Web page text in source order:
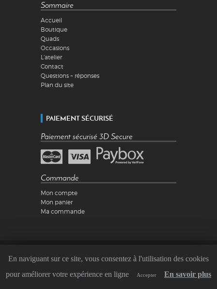
Sommaire
Accueil
Boutique
Quads
Occasions
L’atelier
Contact
Questions ~ réponses
Plan du site
PAIEMENT SÉCURISÉ
Paiement sécurisé 3D Secure
Commande
Mon compte
Mon panier
Ma commande
Conditions Générales de Vente
Copyright ©2026 QuadRS
Réalisé parWebaxones
En naviguant sur ce site, vous consentez à l'utilisation des cookies
pour améliorer votre expérience en ligne
Accepter En savoir plus